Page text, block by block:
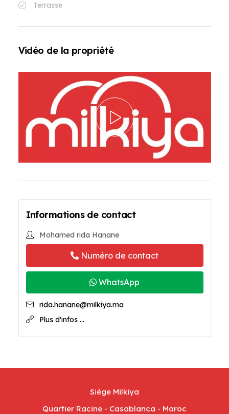
Terrasse
Vidéo de la propriété
Informations de contact
Mohamed rida Hanane
Numéro de contact
WhatsApp
rida.hanane@milkiya.ma
Plus d'infos ...
Siège Milkiya
Quartier Racine - Casablanca - Maroc